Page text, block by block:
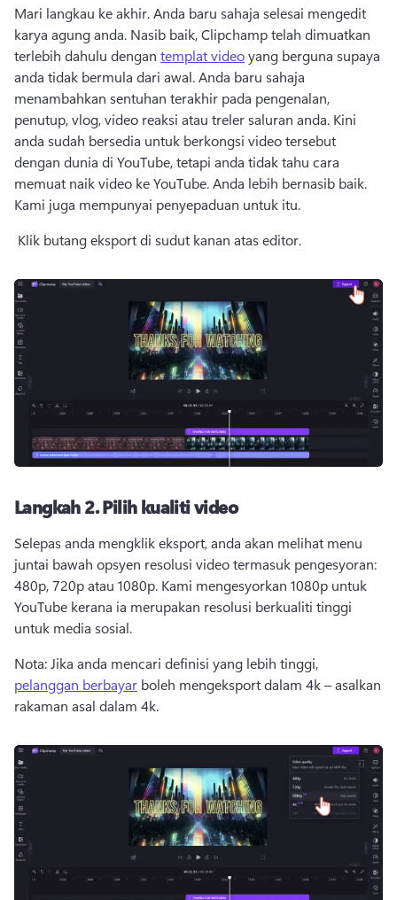
Mari langkau ke akhir. Anda baru sahaja selesai mengedit
karya agung anda. Nasib baik, Clipchamp telah dimuatkan
terlebih dahulu dengan templat video yang berguna supaya
anda tidak bermula dari awal. Anda baru sahaja
menambahkan sentuhan terakhir pada pengenalan,
penutup, vlog, video reaksi atau treler saluran anda. Kini
anda sudah bersedia untuk berkongsi video tersebut
dengan dunia di YouTube, tetapi anda tidak tahu cara
memuat naik video ke YouTube.
Kami juga mempunyai penyepaduan untuk itu.
Klik butang eksport di sudut kanan atas editor.
Langkah 2.Pilih kualiti video
Selepas anda mengklik eksport, anda akan melihat menu
juntai bawah opsyen resolusi video termasuk pengesyoran:
480p, 720p atau 1080p. Kami mengesyorkan 1080p untuk
YouTube kerana ia merupakan resolusi berkualiti tinggi
untuk media sosial.
Nota: Jika anda mencari definisi yang lebih tinggi,
pelanggan berbayar boleh mengeksport dalam 4k – asalkan
rakaman asal dalam 4k.